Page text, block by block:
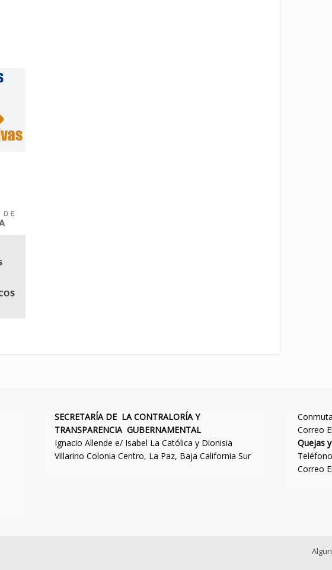
SECRETARÍA DE LA CONTRALORÍA Y
TRANSPARENCIA GUBERNAMENTAL
Ignacio Allende e/ Isabel La Católica y Dionisia
Villarino Colonia Centro, La Paz, Baja California Sur
Correo
Quejas
Correo